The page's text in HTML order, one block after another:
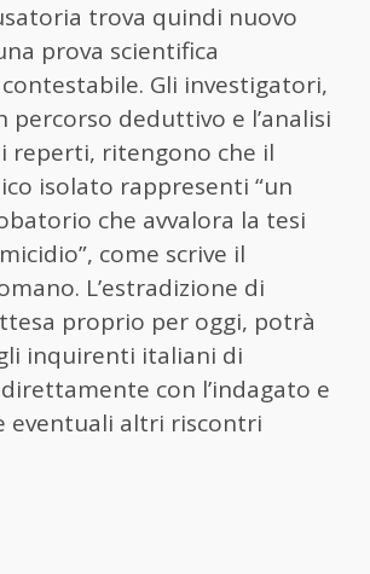
trova quindi nuovo
prova scientifica
Gli investigatori,
percorso deduttivo e l’analisi
reperti, ritengono che il
isolato rappresenti “un
che avvalora la tesi
come scrive il
L’estradizione di
proprio per oggi, potrà
inquirenti italiani di
con l’indagato e
eventuali altri riscontri